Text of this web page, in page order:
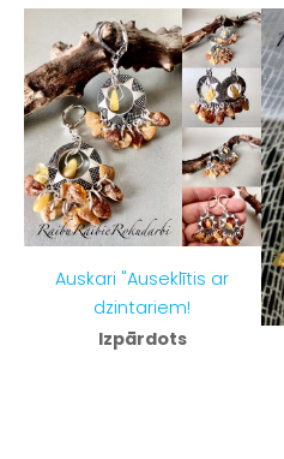
Auskari "Auseklītis ar
dzintariem!
Izpārdots